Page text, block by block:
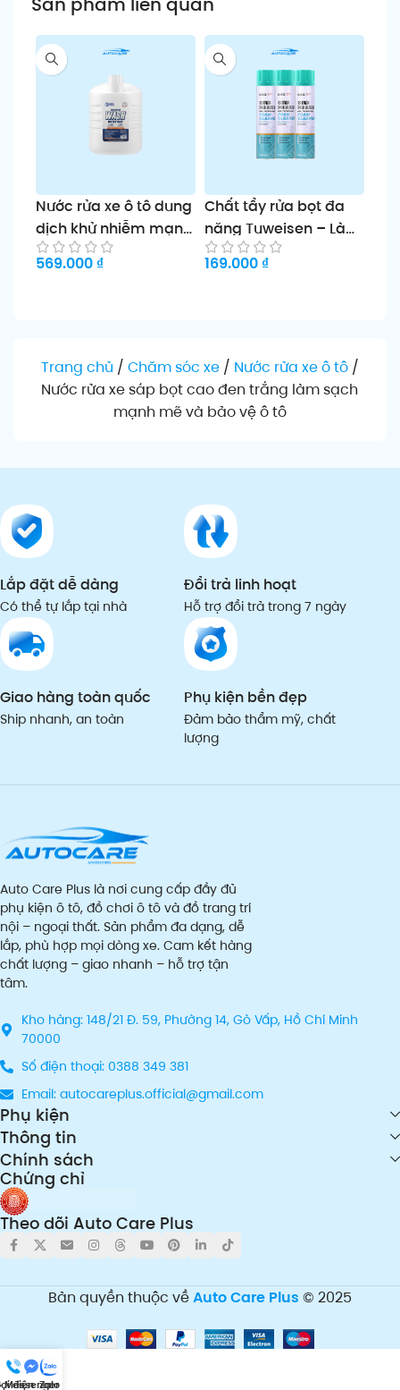
Nước rửa xe ô tô dung
dịch khử nhiễm mạnh
không cần lau sạch
hiệu quả
569.000 ₫
Chất tẩy rửa bọt đa
năng Tuweisen – Làm
sạch nội thất ô tô &
gia đình
169.000 ₫
Trang chủ / Chăm sóc xe/ Nước rửa xe ô tô/
Nước rửa xe sáp bọt cao đen trắng làm sạch
mạnh mẽ và bảo vệ ô tô
Lắp đặt dễ dàng
Có thể tự lắp tại nhà
Đổi trả linh hoạt
Hỗ trợ đổi trả trong 7 ngày
Giao hàng toàn quốc
Ship nhanh, an toàn
Phụ kiện bền đẹp
Đảm bảo thẩm mỹ, chất
lượng
Auto Care Plus là nơi cung cấp đầy đủ
phụ kiện ô tô, đồ chơi ô tô và đồ trang trí
nội – ngoại thất. Sản phẩm đa dạng, dễ
lắp, phù hợp mọi dòng xe. Cam kết hàng
chất lượng – giao nhanh – hỗ trợ tận
tâm.
Kho hàng: 148/21 Đ. 59, Phường 14, Gò Vấp, Hồ Chí Minh
70000
Số điện thoại: 0388 349 381
Email: autocareplus.official@gmail.com
Phụ kiện
Thông tin
Chính sách
Chứng chỉ
Theo dõi Auto Care Plus
Bản quyền thuộc vềAuto Care Plus © 2025
điện
Messenger
Zalo